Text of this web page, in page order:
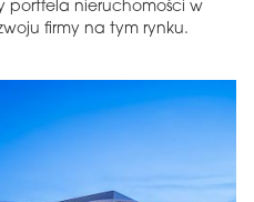
portfela nieruchomości w
firmy na tym rynku.